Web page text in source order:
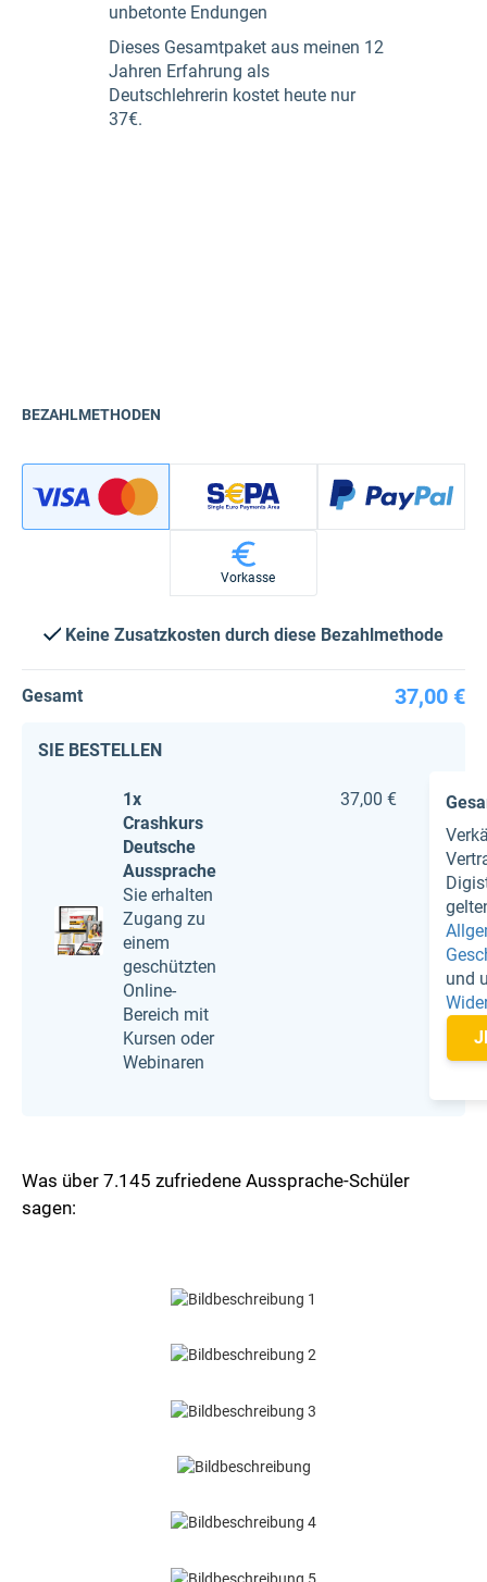
unbetonte Endungen
Dieses Gesamtpaket aus meinen 12
Jahren Erfahrung als
Deutschlehrerin kostet heute nur
37€.
BEZAHLMETHODEN
Vorkasse
Keine Zusatzkosten durch diese Bezahlmethode
Gesamt 37,00 €
SIE BESTELLEN
1x
Crashkurs
Deutsche
Aussprache
Sie erhalten
Zugang zu
einem
geschützten
Online-
Bereich mit
Kursen oder
Webinaren
37,00 €
und
Was über 7.145 zufriedene Aussprache-Schüler
sagen: